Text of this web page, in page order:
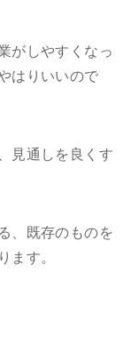
がしやすくなっ
はりいいので
見通しを良くす
、既存のものを
す。